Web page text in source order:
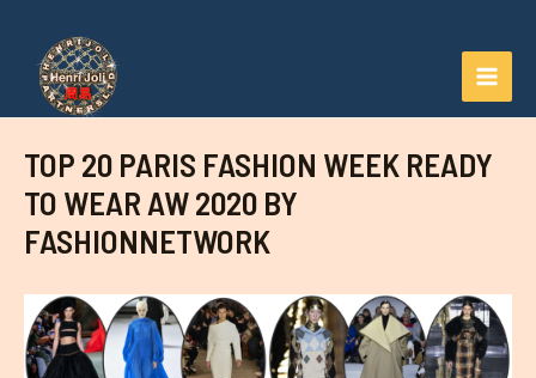
contenu
TOP 20 PARIS FASHION WEEK READY
TO WEAR AW 2020 BY
FASHIONNETWORK